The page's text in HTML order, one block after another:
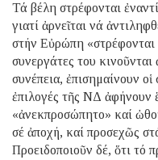
Τά βέλη στρέφονται
γιατί ἀρνεῖται νά
στήν Εὐρώπη «στρέφονται
συνεργάτες του
συνέπεια, ἐπισημαίνουν
ἐπιλογές τῆς ΝΔ ἀφήνουν
«ἀνεκπροσώπητο» καί
σέ ἀποχή, καί προσεχῶς
Προειδοποιοῦν δέ, ὅτι τό